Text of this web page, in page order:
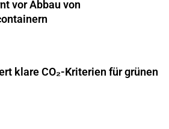
vor Abbau von
klare CO₂-Kriterien für grünen